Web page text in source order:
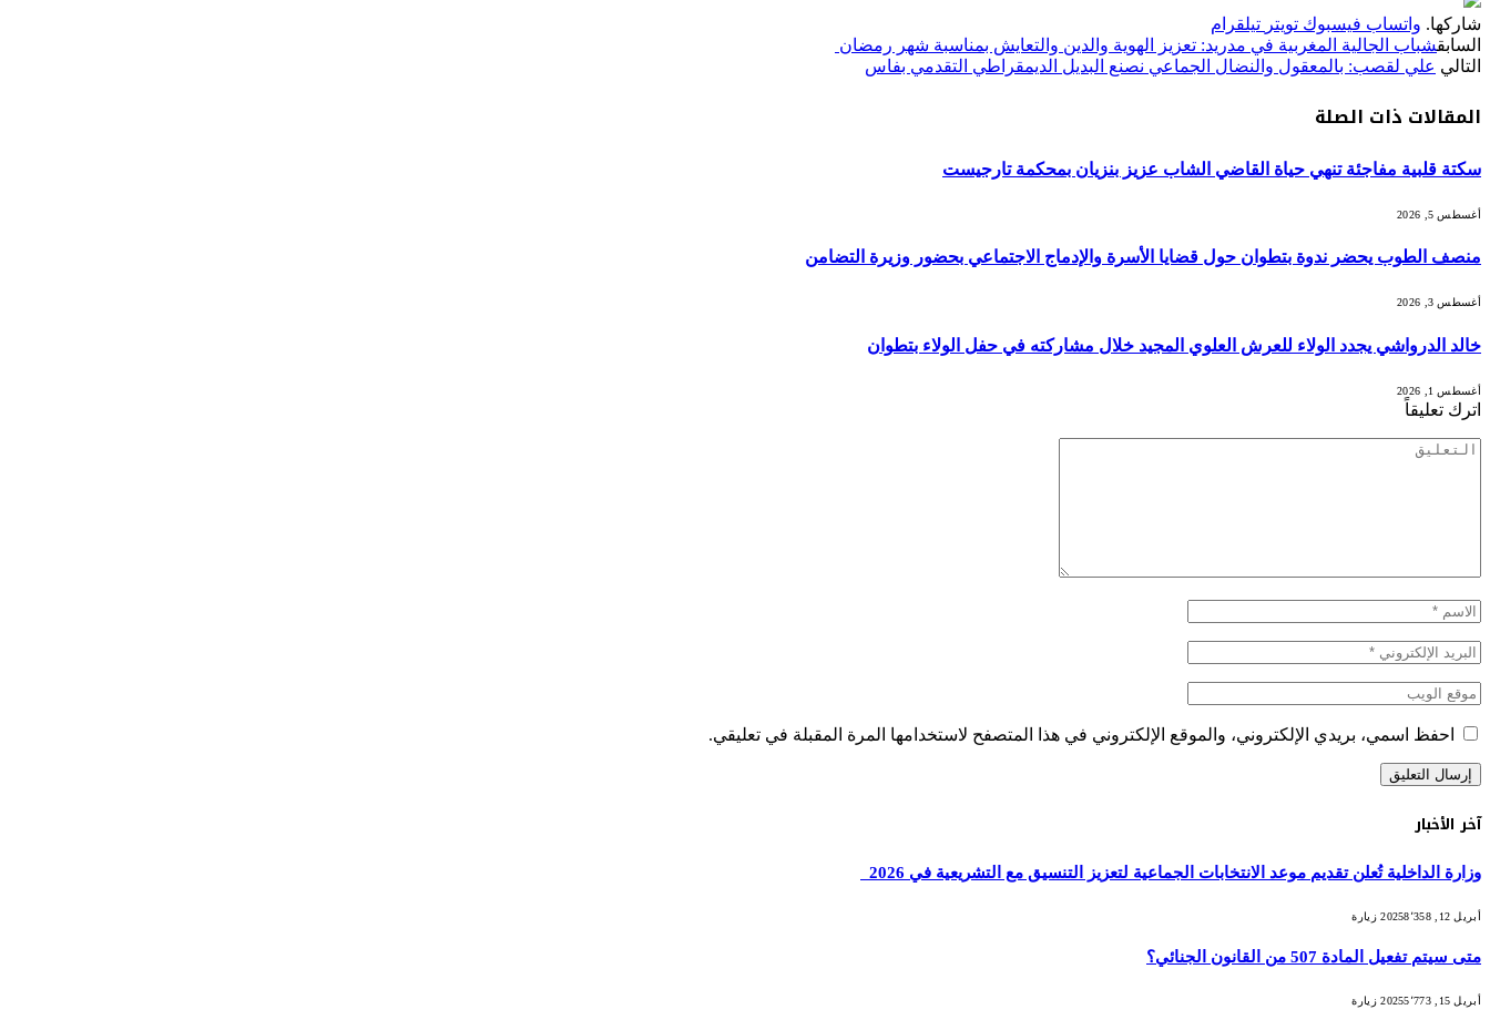
شاركها. واتساب فيسبوك تويتر تيلقرام
السابقشباب الجالية المغربية في مدريد: تعزيز الهوية والدين والتعايش بمناسبة شهر رمضان
التالي علي لقصب: بالمعقول والنضال الجماعي نصنع البديل الديمقراطي التقدمي بفاس
المقالات ذات الصلة
سكتة قلبية مفاجئة تنهي حياة القاضي الشاب عزيز بنزيان بمحكمة تارجيست
أغسطس 5, 2026
منصف الطوب يحضر ندوة بتطوان حول قضايا الأسرة والإدماج الاجتماعي بحضور وزيرة التضامن
أغسطس 3, 2026
خالد الدرواشي يجدد الولاء للعرش العلوي المجيد خلال مشاركته في حفل الولاء بتطوان
أغسطس 1, 2026
اترك تعليقاً
احفظ اسمي، بريدي الإلكتروني، والموقع الإلكتروني في هذا المتصفح لاستخدامها المرة المقبلة في تعليقي.
آخر الأخبار
وزارة الداخلية تُعلن تقديم موعد الانتخابات الجماعية لتعزيز التنسيق مع التشريعية في 2026
أبريل 12, 2025 8٬358 زيارة
متى سيتم تفعيل المادة 507 من القانون الجنائي؟
أبريل 15, 2025 5٬773 زيارة